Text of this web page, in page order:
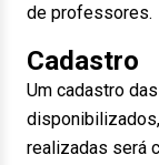
de professores.
Cadastro
Um cadastro
realizadas será